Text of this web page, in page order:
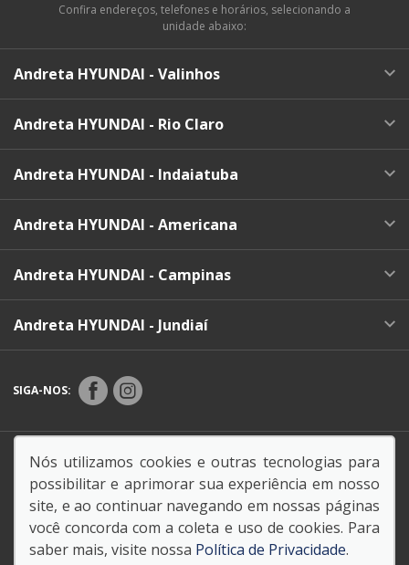
Confira endereços, telefones e horários, selecionando a
unidade abaixo:
Andreta HYUNDAI - Valinhos
Andreta HYUNDAI - Rio Claro
Andreta HYUNDAI - Indaiatuba
Andreta HYUNDAI - Americana
Andreta HYUNDAI - Campinas
Andreta HYUNDAI - Jundiaí
SIGA-NOS:
Endereço Matriz: Rua Carlos Penteado Stevenson, 510
- - Valinhos-SP
Nós utilizamos cookies e outras tecnologias para
possibilitar e aprimorar sua experiência em nosso
site, e ao continuar navegando em nossas páginas
você concorda com a coleta e uso de cookies. Para
saber mais, visite nossa Política de Privacidade.